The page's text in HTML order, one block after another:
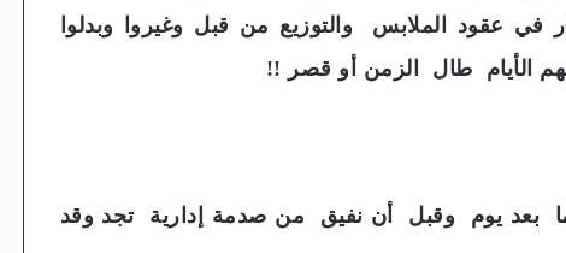
عقود الملابس والتوزيع من قبل وغيروا وبدلوا
الأيام طال الزمن أو قصر !!
بعد يوم وقبل أن نفيق من صدمة إدارية تجد وقد